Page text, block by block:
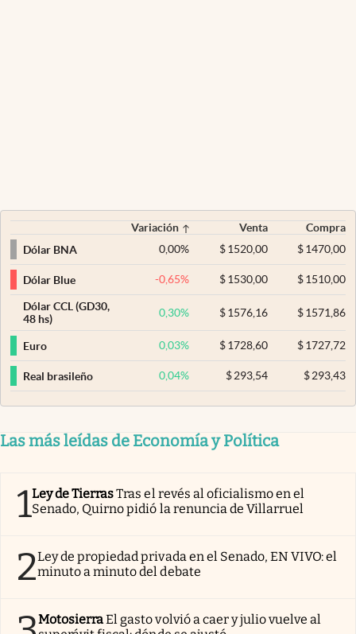
Variación Venta
Compra
Dólar BNA
0,00% $ 1520,00 $1470,00
Dólar Blue -0,65% $ 1530,00 $1510,00
Dólar CCL (GD30,
48 hs)
0,30% $ 1576,16 $1571,86
Euro 0,03% $ 1728,60 $1727,72
Real brasileño 0,04% $293,54 $293,43
Las más leídas de Economía y Política
1Ley de TierrasTras el revés al oficialismo en el
Senado, Quirno pidió la renuncia de Villarruel
2Ley de propiedad privada en el Senado, EN VIVO: el
minuto a minuto del debate
MotosierraEl gasto volvió a caer y julio vuelve al